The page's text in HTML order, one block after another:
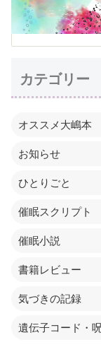
カテゴリー
オススメ大嶋本
お知らせ
ひとりごと
催眠スクリプト
催眠小説
書籍レビュー
気づきの記録
遺伝子コード・